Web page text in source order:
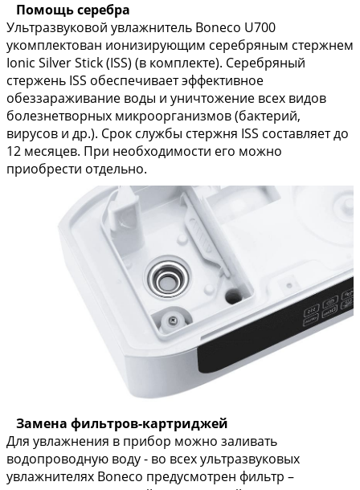
Помощь серебра
Ультразвуковой увлажнитель Boneco U700
укомплектован ионизирующим серебряным стержнем
Ionic Silver Stick (ISS) (в комплекте). Серебряный
стержень ISS обеспечивает эффективное
обеззараживание воды и уничтожение всех видов
болезнетворных микроорганизмов (бактерий,
вирусов и др.). Срок службы стержня ISS составляет до
12 месяцев. При необходимости его можно
приобрести отдельно.
Замена фильтров-картриджей
Для увлажнения в прибор можно заливать
водопроводную воду - во всех ультразвуковых
увлажнителях Boneco предусмотрен фильтр –